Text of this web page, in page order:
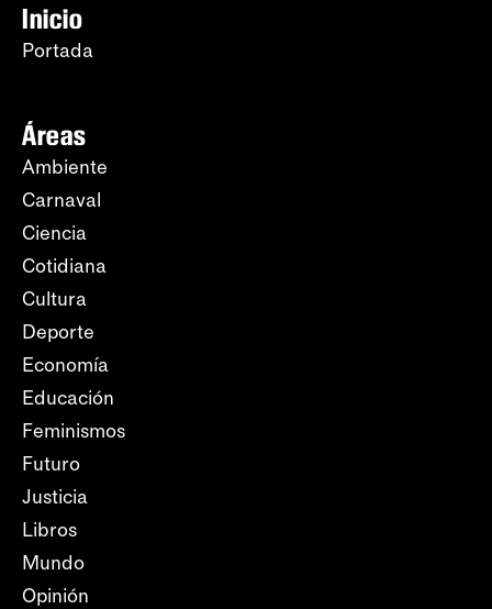
Inicio
Portada
Áreas
Ambiente
Carnaval
Ciencia
Cotidiana
Cultura
Deporte
Economía
Educación
Feminismos
Futuro
Justicia
Libros
Mundo
Opinión